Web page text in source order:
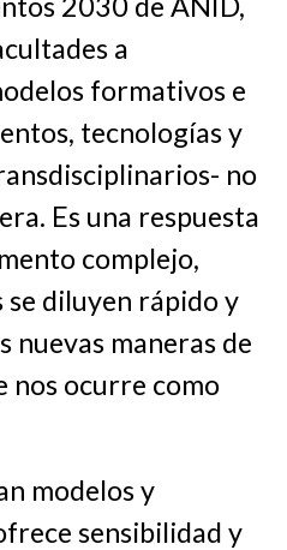
a
formativos e
tecnologías y
no
Es una respuesta
complejo,
se diluyen rápido y
nuevas maneras de
nos ocurre como
modelos y
sensibilidad y